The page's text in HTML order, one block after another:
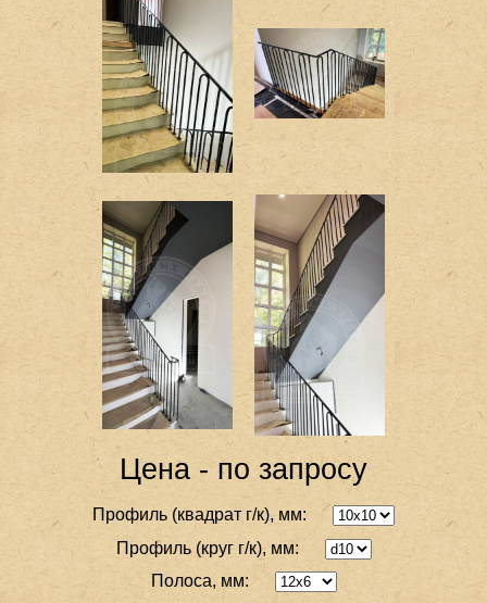
Цена - по запросу
Профиль (квадрат г/к), мм:
Профиль (круг г/к), мм:
Полоса, мм: